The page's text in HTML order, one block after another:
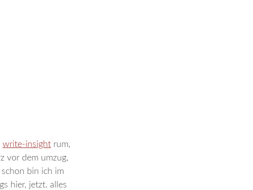
write-insight rum,
vor dem umzug,
bin ich im
hier, jetzt. alles